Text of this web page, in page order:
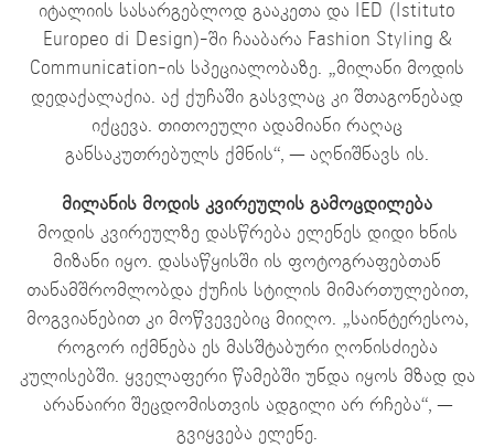
იტალიის სასარგებლოდ გააკეთა და IED (Istituto
Europeo di Design)-ში ჩააბარა Fashion Styling &
Communication-ის სპეციალობაზე. „მილანი მოდის
დედაქალაქია. აქ ქუჩაში გასვლაც კი შთაგონებად
იქცევა. თითოეული ადამიანი რაღაც
განსაკუთრებულს ქმნის“, — აღნიშნავს ის.
მილანის მოდის კვირეულის გამოცდილება
მოდის კვირეულზე დასწრება ელენეს დიდი ხნის
მიზანი იყო. დასაწყისში ის ფოტოგრაფებთან
თანამშრომლობდა ქუჩის სტილის მიმართულებით,
მოგვიანებით კი მოწვევებიც მიიღო. „საინტერესოა,
როგორ იქმნება ეს მასშტაბური ღონისძიება
კულისებში. ყველაფერი წამებში უნდა იყოს მზად და
არანაირი შეცდომისთვის ადგილი არ რჩება“, —
გვიყვება ელენე.